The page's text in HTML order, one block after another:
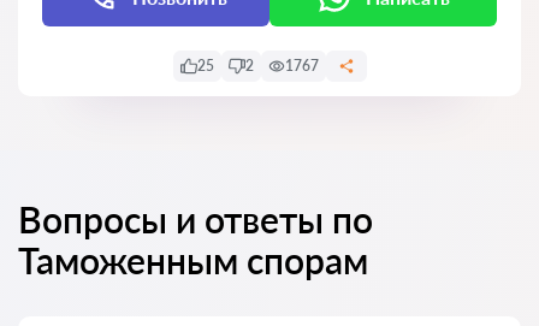
25 2 1767
Вопросы и ответы по
Таможенным спорам